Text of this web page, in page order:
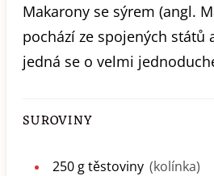
Makarony se sýrem (angl.
pochází ze spojených států
jedná se o velmi
SUROVINY
250 gtěstoviny (kolínka)